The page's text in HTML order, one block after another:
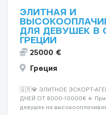
ЭЛИТНАЯ И
ДЛЯ ДЕВУШЕК В
ГРЕЦИИ
25000 €
Греция
🇬🇷💎 ЭЛИТНОЕ ЭСКОРТ-
ДНЕЙ ОТ 8000-10000€ 🔹
девушек на